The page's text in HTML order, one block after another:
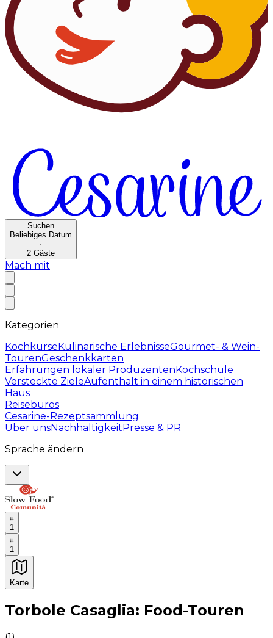
Suchen
Beliebiges Datum
·
2 Gäste
Mach mit
Kategorien
KochkurseKulinarische ErlebnisseGourmet- & Wein-
TourenGeschenkkarten
Erfahrungen lokaler ProduzentenKochschule
Versteckte ZieleAufenthalt in einem historischen
Haus
Reisebüros
Cesarine-Rezeptsammlung
Über unsNachhaltigkeitPresse & PR
Sprache ändern
1
1
Karte
Unvergessliche kulinarische Erlebnisse:
Torbole Casaglia: Food-Touren